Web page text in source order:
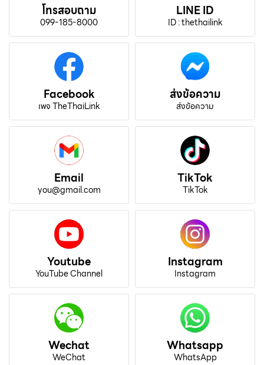
โทรสอบถาม
099-185-8000
LINE ID
ID : thethailink
Facebook
เพจ TheThaiLink
ส่งข้อความ
ส่งข้อความ
Email
you@gmail.com
TikTok
TikTok
Youtube
YouTube Channel
Instagram
Instagram
Wechat
WeChat
Whatsapp
WhatsApp